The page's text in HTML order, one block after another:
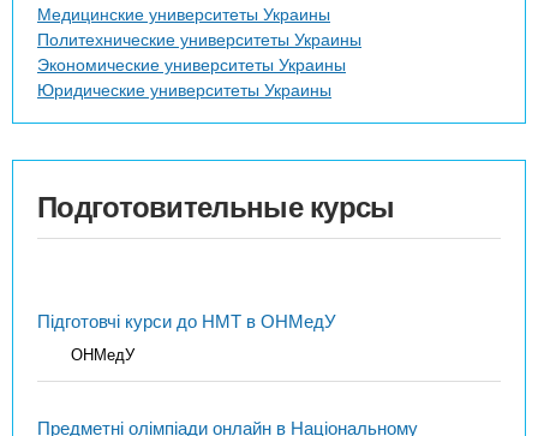
Медицинские университеты Украины
Политехнические университеты Украины
Экономические университеты Украины
Юридические университеты Украины
Подготовительные курсы
Підготовчі курси до НМТ в ОНМедУ
ОНМедУ
Предметні олімпіади онлайн в Національному